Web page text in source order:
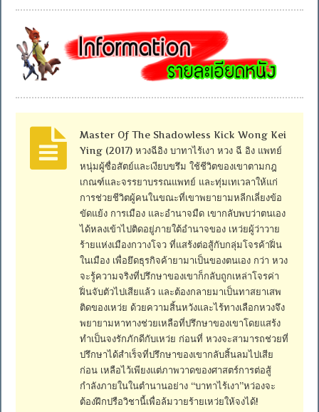
Master Of The Shadowless Kick Wong Kei
Ying (2017) หวงฉีอิง บาทาไร้เงา หวง ฉี อิง แพทย์
หนุ่มผู้ซื่อสัตย์และเงียบขรึม ใช้ชีวิตของเขาตามกฎ
เกณฑ์และจรรยาบรรณแพทย์ และทุ่มเทเวลาให้แก่
การช่วยชีวิตผู้คนในขณะที่เขาพยายามหลีกเลี่ยงข้อ
ขัดแย้ง การเมือง และอำนาจมืด เขากลับพบว่าตนเอง
ได้หลงเข้าไปติดอยู่ภายใต้อำนาจของ เหว่ยผู้ว่าวาย
ร้ายแห่งเมืองกวางโจว ที่แสร้งต่อสู้กับกลุ่มโจรค้าฝิ่น
ในเมือง เพื่อยึดธุรกิจค้ายามาเป็นของตนเอง กว่า หวง
จะรู้ความจริงที่ปรึกษาของเขาก็กลับถูกเหล่าโจรค่า
ฝิ่นจับตัวไปเสียแล้ว และต้องกลายมาเป็นทาสยาเสพ
ติดของเหว่ย ด้วยความสิ้นหวังและไร้ทางเลือกหวงจึง
พยายามหาทางช่วยเหลือที่ปรึกษาของเขาโดยแสร้ง
ทำเป็นจงรักภักดีกับเหว่ย ก่อนที่ หวงจะสามารถช่วยที่
ปรึกษาได้สำเร็จที่ปรึกษาของเขากลับสิ้นลมไปเสีย
ก่อน เหลือไว้เพียงแต่ภาพวาดของศาสตร์การต่อสู้
กำลังภายในในตำนานอย่าง “บาทาไร้เงา”หว่องจะ
ต้องฝึกปรือวิชานี้เพื่อล้มวายร้ายเหว่ยให้จงได้!